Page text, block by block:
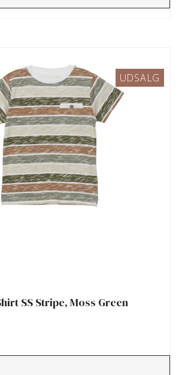
UDSALG
SS Stripe, Moss Green